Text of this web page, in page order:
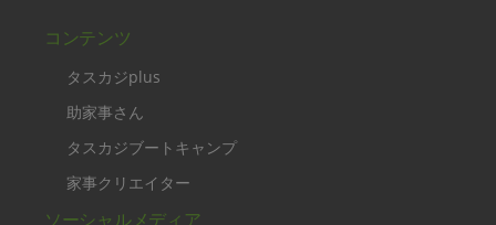
コンテンツ
タスカジplus
助家事さん
タスカジブートキャンプ
家事クリエイター
ソーシャルメディア